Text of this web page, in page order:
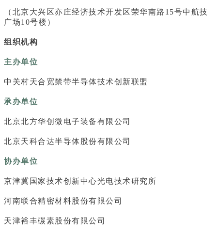
（北京大兴区亦庄经济技术开发区荣华南路15号中航技
广场10号楼）
组织机构
主办单位
中关村天合宽禁带半导体技术创新联盟
承办单位
北京北方华创微电子装备有限公司
北京天科合达半导体股份有限公司
协办单位
京津冀国家技术创新中心光电技术研究所
河南联合精密材料股份有限公司
天津裕丰碳素股份有限公司